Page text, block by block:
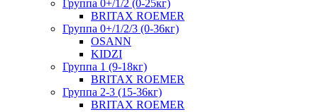
Группа 0+/1/2 (0-25кг)
BRITAX ROEMER
Группа 0+/1/2/3 (0-36кг)
OSANN
KIDZI
Группа 1 (9-18кг)
BRITAX ROEMER
Группа 2-3 (15-36кг)
BRITAX ROEMER